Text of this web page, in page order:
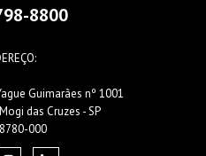
8800
Guimarães nº 1001
das Cruzes - SP
000